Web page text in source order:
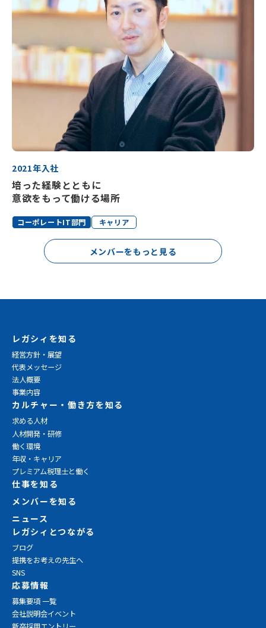
2021年入社
培った経験とともに
意欲をもって働ける場所
コーポレートIT部門 キャリア
メンバーをもっと見る
レガシィを知る
経営方針・展望
代表メッセージ
法人概要
事業内容
カルチャー・働き方を知る
求める人材
人材開発・研修
働く環境
年収・キャリア
プレミアム税理士と働く
仕事を知る
メンバーを知る
ニュース
レガシィとつながる
ブログ
提携をお考えの先生へ
SNS
応募情報
募集要項 一覧
会社説明会イベント